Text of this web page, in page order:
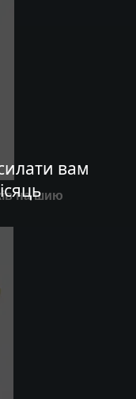
вам
на шию